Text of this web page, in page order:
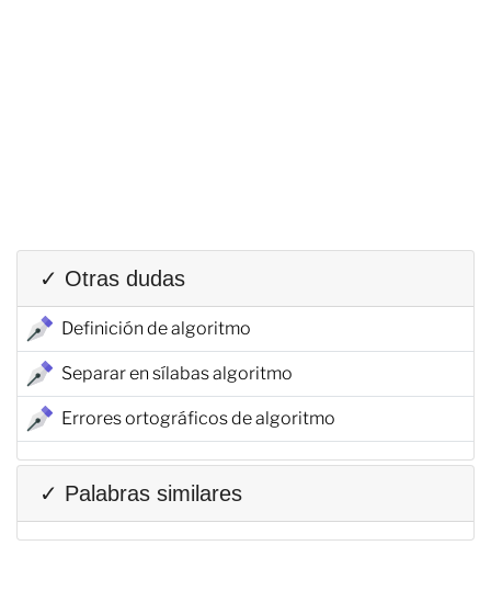
✓ Otras dudas
Definición de algoritmo
Separar en sílabas algoritmo
Errores ortográficos de algoritmo
✓ Palabras similares